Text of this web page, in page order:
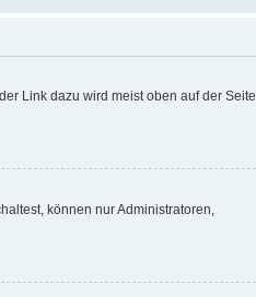
Link dazu wird meist oben auf der Seite
können nur Administratoren,